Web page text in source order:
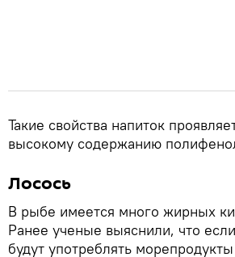
Такие свойства напиток
высокому содержанию
Лосось
В рыбе имеется много жирных
Ранее ученые выяснили, что
будут употреблять